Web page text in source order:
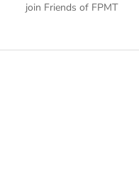
join Friends of FPMT